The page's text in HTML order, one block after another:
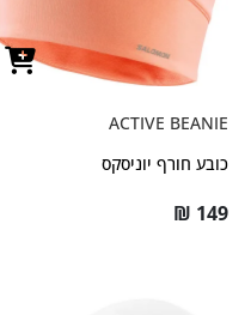
ACTIVE BEANIE
כובע חורף יוניסקס
₪ 149